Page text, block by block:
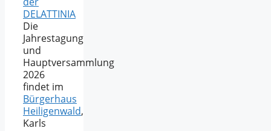
DELATTINIA
Die
Jahrestagung
und
Hauptversammlung
2026
findet im
Bürgerhaus
Heiligenwald,
Karls